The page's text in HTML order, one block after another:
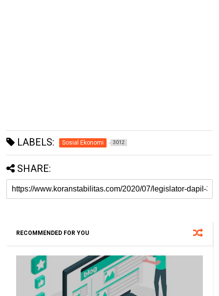
LABELS: Sosial Ekonomi 3012
SHARE:
RECOMMENDED FOR YOU